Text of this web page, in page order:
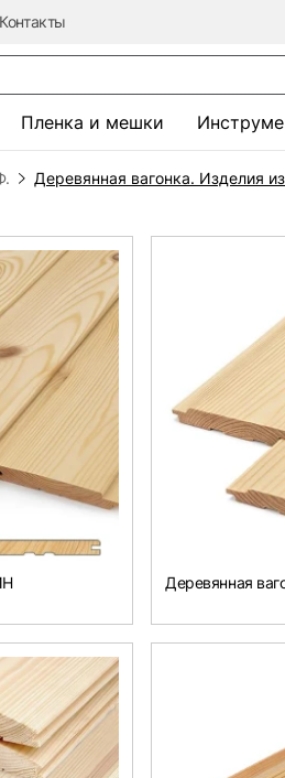
Контакты
Пленка и мешки
Деревянная вагонка. Изделия
Деревянная